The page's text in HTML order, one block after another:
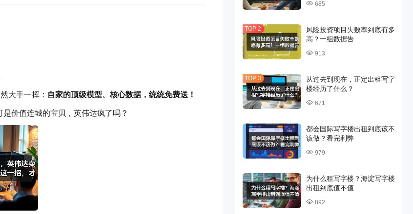
大手一挥： 自家的顶级模型、核心数据，统统免费送！
价值连城的宝贝，英伟达疯了吗？
685
风险投资项目失败率到底有多
高？一组数据告
913
从过去到现在，正定出租写字
楼经历了什么？
671
都会国际写字楼出租到底该不
该做？看完利弊
979
为什么租写字楼？海淀写字楼
出租到底值不值
892